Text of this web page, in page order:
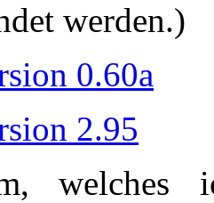
werden.)
0.60a
2.95